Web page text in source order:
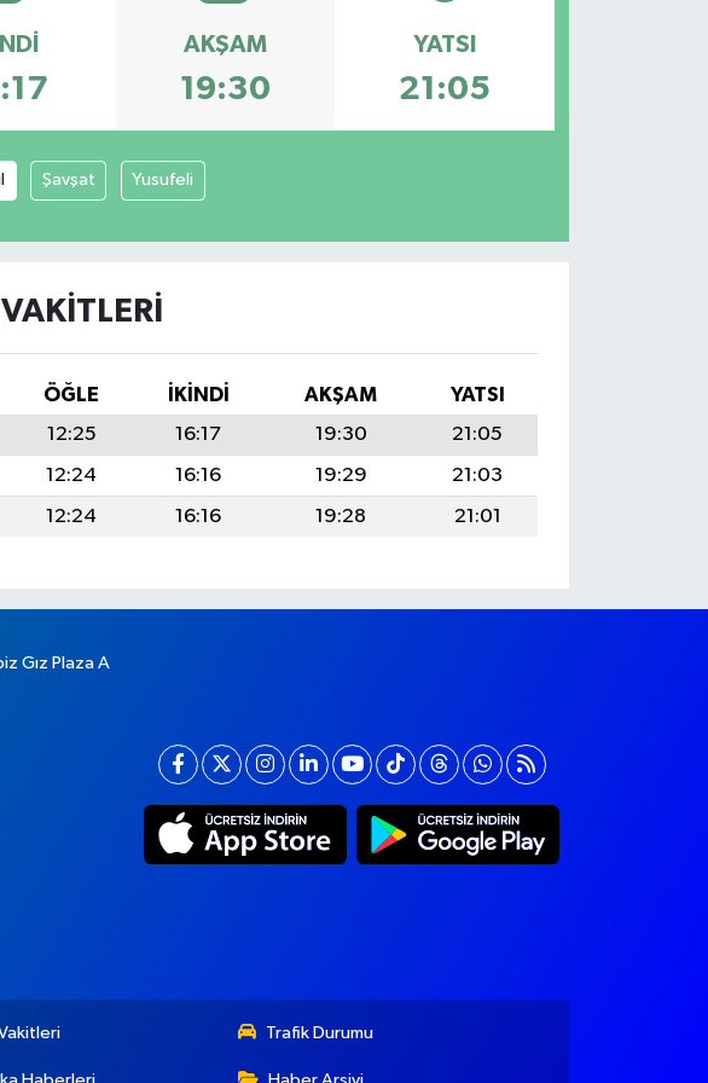
AKŞAM
19:30
YATSI
21:05
Şavşat Yusufeli
ÖĞLE İKINDI AKŞAM
YATSI
12:25 16:17 19:30
21:05
12:24 16:16 19:29
21:03
12:24 16:16 19:28 21:01
Gız Plaza A
Trafik Durumu